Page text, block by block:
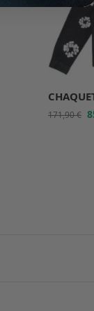
171,90€